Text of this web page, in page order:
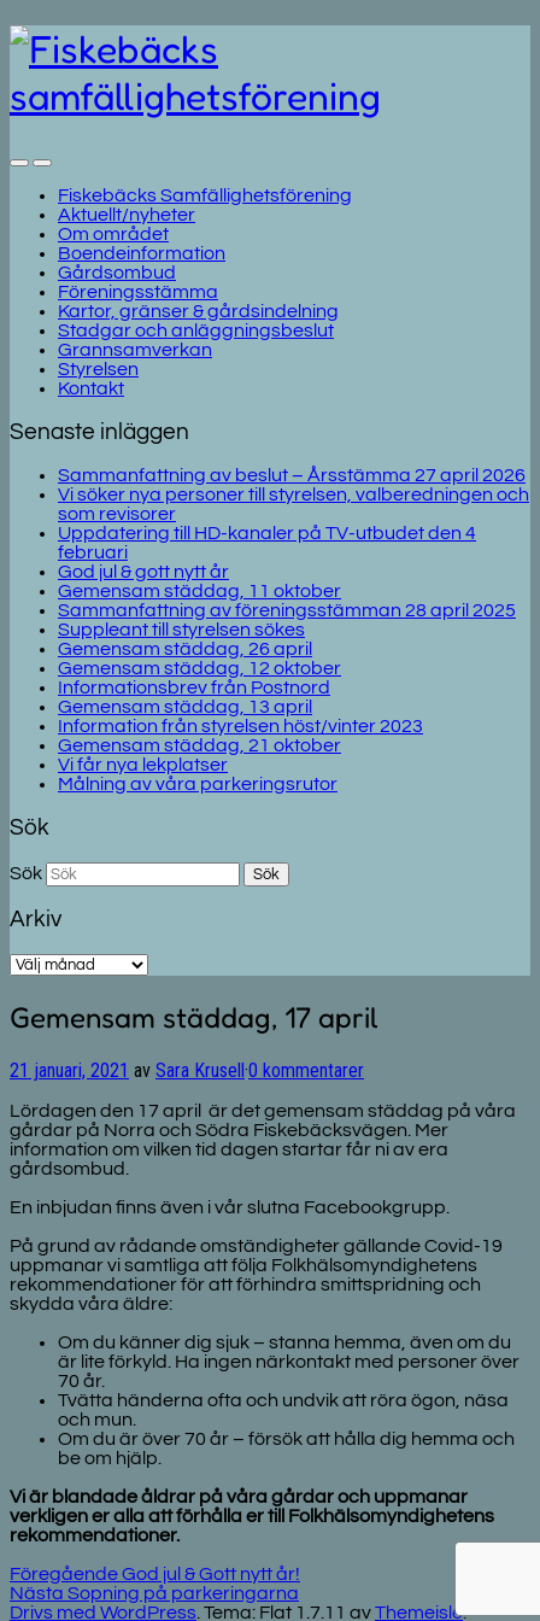
Fiskebäcks Samfällighetsförening
Aktuellt/nyheter
Om området
Boendeinformation
Gårdsombud
Föreningsstämma
Kartor, gränser & gårdsindelning
Stadgar och anläggningsbeslut
Grannsamverkan
Styrelsen
Kontakt
Senaste inläggen
Sammanfattning av beslut – Årsstämma 27 april 2026
Vi söker nya personer till styrelsen, valberedningen och
som revisorer
Uppdatering till HD-kanaler på TV-utbudet den 4
februari
God jul & gott nytt år
Gemensam städdag, 11 oktober
Sammanfattning av föreningsstämman 28 april 2025
Suppleant till styrelsen sökes
Gemensam städdag, 26 april
Gemensam städdag, 12 oktober
Informationsbrev från Postnord
Gemensam städdag, 13 april
Information från styrelsen höst/vinter 2023
Gemensam städdag, 21 oktober
Vi får nya lekplatser
Målning av våra parkeringsrutor
Sök
Sök
Arkiv
Arkiv
Gemensam städdag, 17 april
21 januari, 2021 av Sara Krusell·0 kommentarer
Lördagen den 17 april är det gemensam städdag på våra
gårdar på Norra och Södra Fiskebäcksvägen. Mer
information om vilken tid dagen startar får ni av era
gårdsombud.
En inbjudan finns även i vår slutna Facebookgrupp.
På grund av rådande omständigheter gällande Covid-19
uppmanar vi samtliga att följa Folkhälsomyndighetens
rekommendationer för att förhindra smittspridning och
skydda våra äldre:
Om du känner dig sjuk – stanna hemma, även om du
är lite förkyld. Ha ingen närkontakt med personer över
70 år.
Tvätta händerna ofta och undvik att röra ögon, näsa
och mun.
Om du är över 70 år – försök att hålla dig hemma och
be om hjälp.
Vi är blandade åldrar på våra gårdar och uppmanar
verkligen er alla att förhålla er till Folkhälsomyndighetens
rekommendationer.
Inläggsnavigering
FöregåendeFöregående
inlägg:
God jul & Gott nytt år!
Nästa Nästa
inlägg:
Sopning på parkeringarna
Drivs med WordPress . Tema: Flat 1.7.11 avThemeisle.